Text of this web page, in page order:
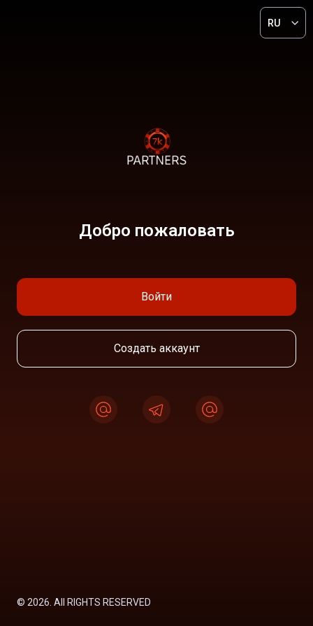
RU
Добро пожаловать
Войти
Создать аккаунт
© 2026 . All RIGHTS RESERVED